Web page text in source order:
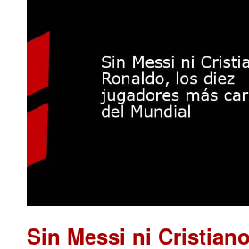
Sin Messi ni